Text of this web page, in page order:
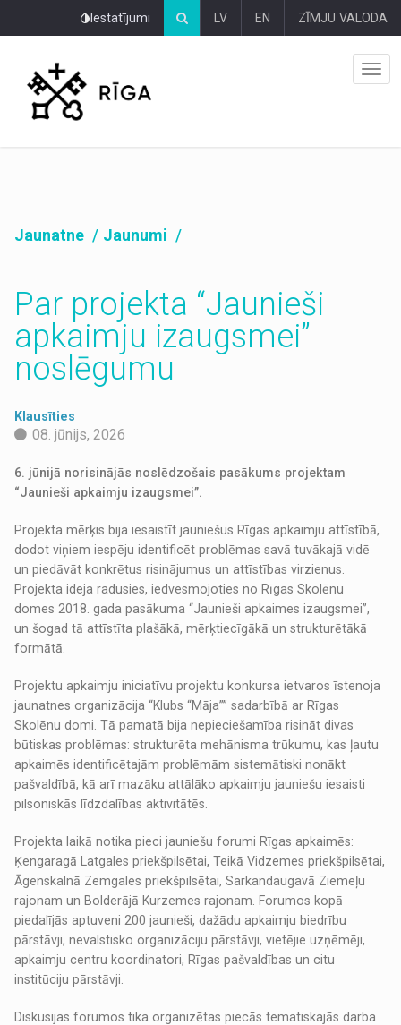
Iestatījumi LV EN ZĪMJU VALODA
Jaunatne Jaunumi
Par projekta “Jaunieši
apkaimju izaugsmei”
noslēgumu
Klausīties
08. jūnijs, 2026
6. jūnijā norisinājās noslēdzošais pasākums projektam
“Jaunieši apkaimju izaugsmei”.
Projekta mērķis bija iesaistīt jauniešus Rīgas apkaimju attīstībā,
dodot viņiem iespēju identificēt problēmas savā tuvākajā vidē
un piedāvāt konkrētus risinājumus un attīstības virzienus.
Projekta ideja radusies, iedvesmojoties no Rīgas Skolēnu
domes 2018. gada pasākuma “Jaunieši apkaimes izaugsmei”,
un šogad tā attīstīta plašākā, mērķtiecīgākā un strukturētākā
formātā.
Projektu apkaimju iniciatīvu projektu konkursa ietvaros īstenoja
jaunatnes organizācija “Klubs “Māja”” sadarbībā ar Rīgas
Skolēnu domi. Tā pamatā bija nepieciešamība risināt divas
būtiskas problēmas: strukturēta mehānisma trūkumu, kas ļautu
apkaimēs identificētajām problēmām sistemātiski nonākt
pašvaldībā, kā arī mazāku attālāko apkaimju jauniešu iesaisti
pilsoniskās līdzdalības aktivitātēs.
Projekta laikā notika pieci jauniešu forumi Rīgas apkaimēs:
Ķengaragā Latgales priekšpilsētai, Teikā Vidzemes priekšpilsētai,
Āgenskalnā Zemgales priekšpilsētai, Sarkandaugavā Ziemeļu
rajonam un Bolderājā Kurzemes rajonam. Forumos kopā
piedalījās aptuveni 200 jaunieši, dažādu apkaimju biedrību
pārstāvji, nevalstisko organizāciju pārstāvji, vietējie uzņēmēji,
apkaimju centru koordinatori, Rīgas pašvaldības un citu
institūciju pārstāvji.
Diskusijas forumos tika organizētas piecās tematiskajās darba